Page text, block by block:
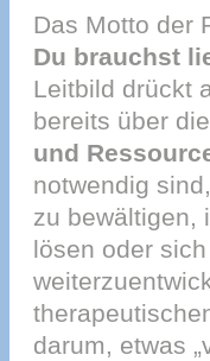
Das Motto der
Du brauchst
Leitbild drückt
bereits über die
und
notwendig
zu bewältigen,
lösen oder
darum, etwas